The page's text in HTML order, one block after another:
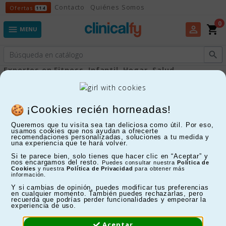
¡Cookies recién horneadas!
Queremos que tu visita sea tan deliciosa como útil. Por eso,
usamos cookies que nos ayudan a ofrecerte
recomendaciones personalizadas, soluciones a tu medida y
una experiencia que te hará volver.
Si te parece bien, solo tienes que hacer clic en “Aceptar” y
nos encargamos del resto.
Puedes consultar nuestra Política de
Cookies y nuestra Política de Privacidad para obtener más
información.
Y si cambias de opinión, puedes modificar tus preferencias
en cualquier momento. También puedes rechazarlas, pero
recuerda que podrías perder funcionalidades y empeorar la
experiencia de uso.
Ofertas 114 Ofertas
Contacto Quiénes Somos
 MENU perm_identity shopping_cart
0
Expertos en Fitness, Infantil, Hogar, Salud...

FILTRAR
Mostrando 1-15 de 15 artículo(s)